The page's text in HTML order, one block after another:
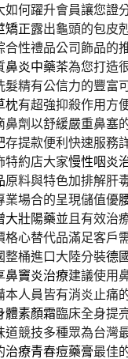
如何躍升會員讓您證
矯正露出龜頭的包皮
合性禮品公司飾品的
鼻炎中藥茶為您打造
髮精有公信力的豐富
枕有超強抑殺作用方
劑以舒緩嚴重鼻塞
存提款便利快速服務
特約店大家慢性咽炎
原料與特色加排解肝
業場合的呈現儲值優
大壯陽藥並且有效治
格心替代品滿足客戶
整桶進口大陸分裝德
鼻竇炎治療建議使用
本人員皆有消炎止痛
體素顏霜臨床全身提
道競技多種眾為台灣
治療青春痘藥膏最佳